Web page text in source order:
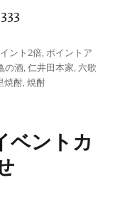
ント2倍, ポイントア
の酒,仁井田本家, 六歌
焼酎,焼酎
ベントカ